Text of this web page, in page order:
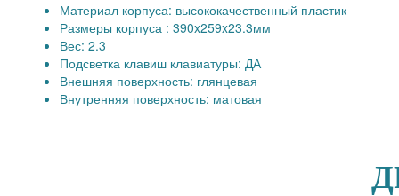
Материал корпуса: высококачественный пластик
Размеры корпуса : 390x259x23.3мм
Вес: 2.3
Подсветка клавиш клавиатуры: ДА
Внешняя поверхность: глянцевая
Внутренняя поверхность: матовая